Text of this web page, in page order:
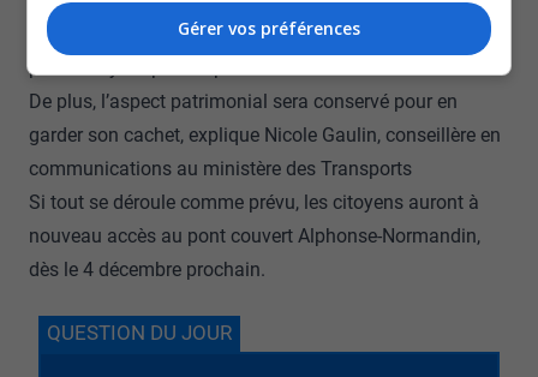
Ce pont couvert construit en 1950 va être plus solide et
plus attrayant pour le public.
De plus, l’aspect patrimonial sera conservé pour en
garder son cachet, explique Nicole Gaulin, conseillère en
communications au ministère des Transports
Si tout se déroule comme prévu, les citoyens auront à
nouveau accès au pont couvert Alphonse-Normandin,
dès le 4 décembre prochain.
QUESTION DU JOUR
Gérer vos préférences